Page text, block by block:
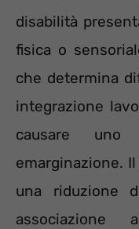
disabilità
fisica o
che determina
integrazione
causare uno
emarginazione.
una riduzione
associazione